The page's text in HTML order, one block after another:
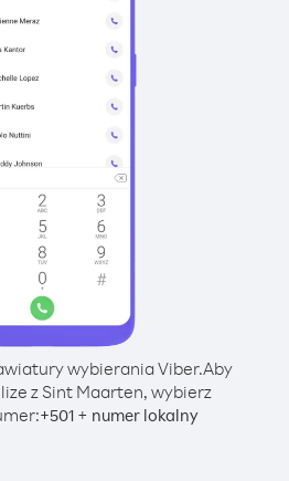
wybierania Viber.Aby
z Sint Maarten, wybierz
+501 + numer lokalny